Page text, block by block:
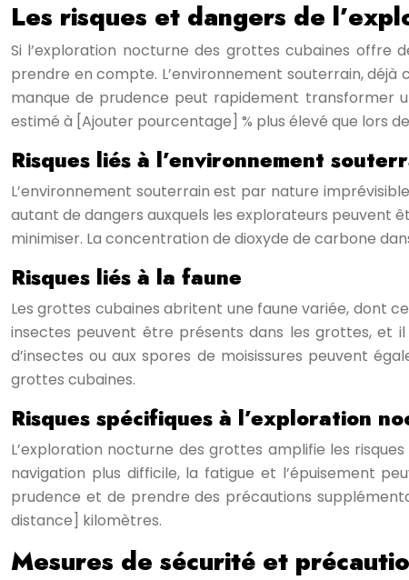
Les risques et dangers de
Si l’exploration nocturne des grottes cubaines offre
prendre en compte. L’environnement souterrain,
manque de prudence peut rapidement transformer
estimé à [Ajouter pourcentage] % plus élevé que lors
Risques liés à l’environnement
L’environnement souterrain est par nature
autant de dangers auxquels les explorateurs peuvent
minimiser. La concentration de dioxyde de carbone
Risques liés à la faune
Les grottes cubaines abritent une faune variée, dont
insectes peuvent être présents dans les grottes, et
d’insectes ou aux spores de moisissures peuvent
grottes cubaines.
Risques spécifiques à l’exploration
L’exploration nocturne des grottes amplifie les
navigation plus difficile, la fatigue et l’épuisement
prudence et de prendre des précautions
distance] kilomètres.
Mesures de sécurité et